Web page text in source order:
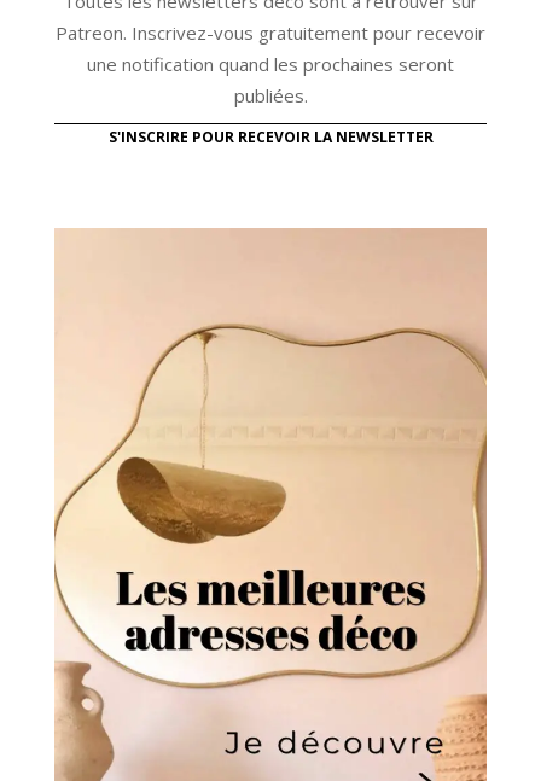
Patreon. Inscrivez-vous gratuitement pour recevoir
une notification quand les prochaines seront
publiées.
S'INSCRIRE POUR RECEVOIR LA NEWSLETTER